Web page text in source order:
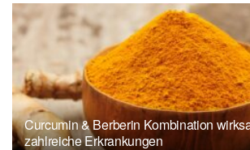
MezzoMix, (Abruf: 27.10.2024)
Curcumin & Berberin Kombination
zahlreiche Erkrankungen